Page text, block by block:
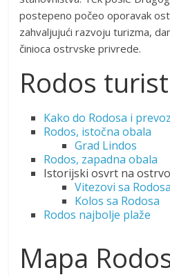
postepeno počeo oporavak
zahvaljujući razvoju turizma,
činioca ostrvske privrede.
Rodos
Kako do Rodosa i
Rodos, istočna obala
Grad Lindos
Rodos, zapadna obala
Istorijski osvrt na
Vitezovi sa Rodosa
Kolos sa Rodosa
Rodos najbolje plaže
Mapa